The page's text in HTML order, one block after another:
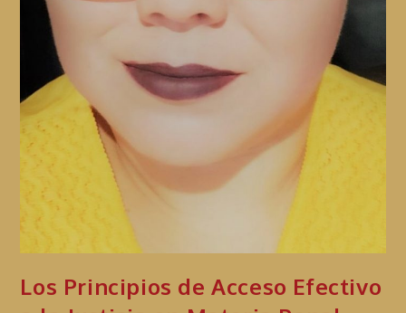
Los Principios de Acceso Efectivo